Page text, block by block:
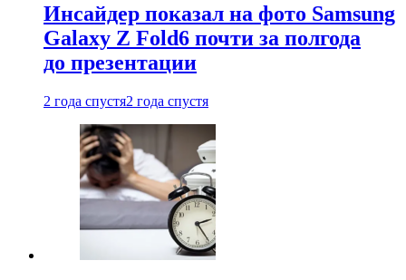
Инсайдер показал на фото Samsung
Galaxy Z Fold6 почти за полгода
до презентации
2 года спустя2 года спустя